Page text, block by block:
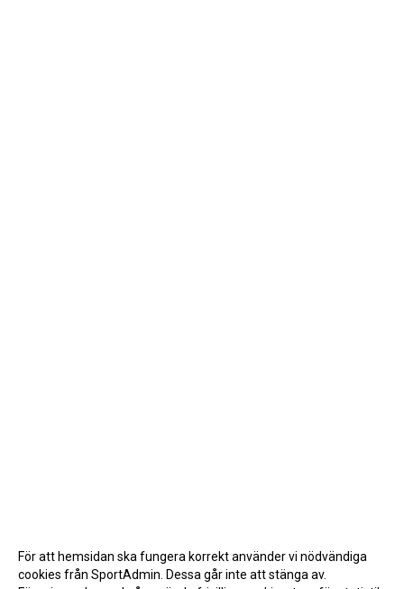
För att hemsidan ska fungera korrekt använder vi nödvändiga
cookies från SportAdmin. Dessa går inte att stänga av.